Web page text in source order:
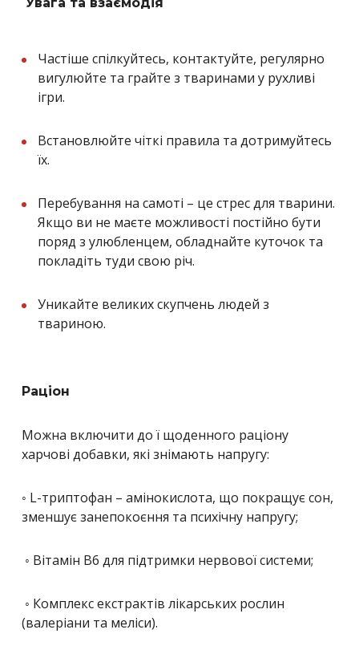
Частіше спілкуйтесь, контактуйте, регулярно
вигулюйте та грайте з тваринами у рухливі
ігри.
Встановлюйте чіткі правила та дотримуйтесь
їх.
Перебування на самоті – це стрес для тварини.
Якщо ви не маєте можливості постійно бути
поряд з улюбленцем, обладнайте куточок та
покладіть туди свою річ.
Уникайте великих скупчень людей з
твариною.
Раціон
Можна включити до ї щоденного раціону
харчові добавки, які знімають напругу:
◦ L-триптофан – амінокислота, що покращує сон,
зменшує занепокоєння та психічну напругу;
◦ Вітамін B6 для підтримки нервової системи;
◦ Комплекс екстрактів лікарських рослин
(валеріани та меліси).